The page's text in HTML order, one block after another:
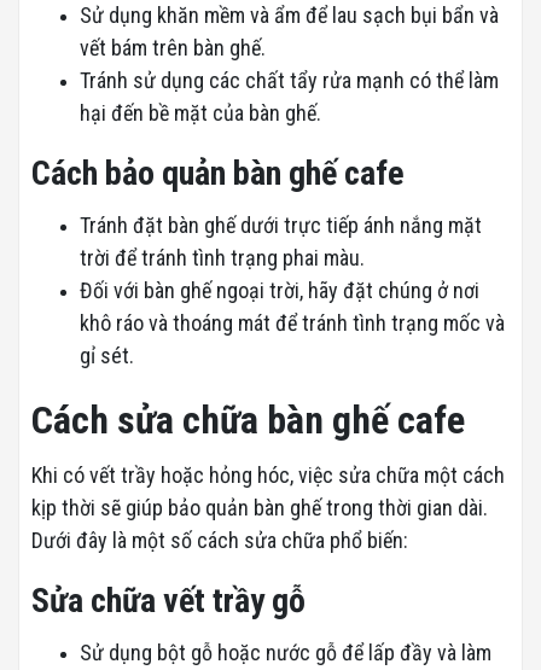
Sử dụng khăn mềm và ẩm để lau sạch bụi bẩn và
vết bám trên bàn ghế.
Tránh sử dụng các chất tẩy rửa mạnh có thể làm
hại đến bề mặt của bàn ghế.
Cách bảo quản bàn ghế cafe
Tránh đặt bàn ghế dưới trực tiếp ánh nắng mặt
trời để tránh tình trạng phai màu.
Đối với bàn ghế ngoại trời, hãy đặt chúng ở nơi
khô ráo và thoáng mát để tránh tình trạng mốc và
gỉ sét.
Cách sửa chữa bàn ghế cafe
Khi có vết trầy hoặc hỏng hóc, việc sửa chữa một cách
kịp thời sẽ giúp bảo quản bàn ghế trong thời gian dài.
Dưới đây là một số cách sửa chữa phổ biến:
Sửa chữa vết trầy gỗ
Sử dụng bột gỗ hoặc nước gỗ để lấp đầy và làm